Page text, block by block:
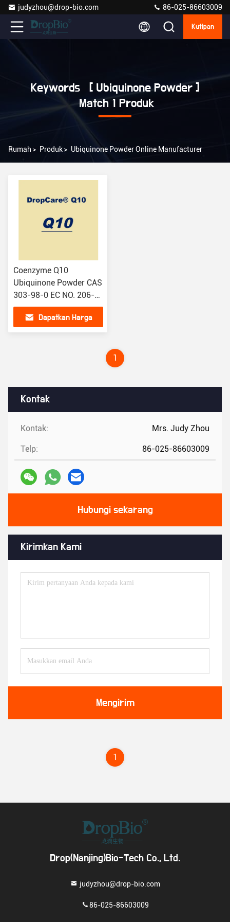
judyzhou@drop-bio.com 86-025-86603009
Kutipan
Keywords [ Ubiquinone Powder ]
Match 1 Produk
Rumah > Produk> Ubiquinone Powder Online Manufacturer
Kontak
Kontak: Mrs. Judy Zhou
Telp: 86-025-86603009
Hubungi sekarang
Kirimkan Kami
Mengirim
Coenzyme Q10
Ubiquinone Powder CAS
303-98-0 EC NO. 206-
147-9
Dapatkan Harga
1
1
Drop(Nanjing)Bio-Tech Co., Ltd.
judyzhou@drop-bio.com
86-025-86603009